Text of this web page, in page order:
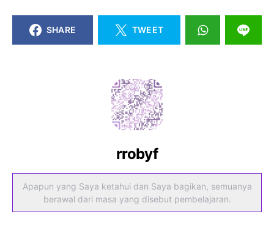
SHARE TWEET
rrobyf
Apapun yang Saya ketahui dan Saya bagikan, semuanya
berawal dari masa yang disebut pembelajaran.